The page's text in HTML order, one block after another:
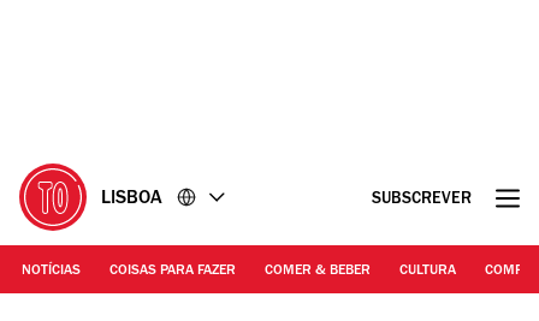
LISBOA SUBSCREVER
NOTÍCIAS COISAS PARA FAZER COMER & BEBER CULTURA
Photograph: Arlindo Camacho | Praia de Nossa Senhora